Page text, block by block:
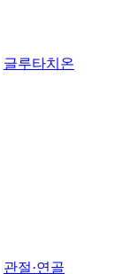
글루타치온
관절·연골